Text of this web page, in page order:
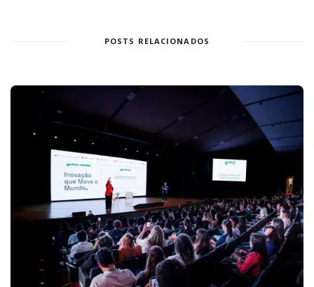
POSTS RELACIONADOS